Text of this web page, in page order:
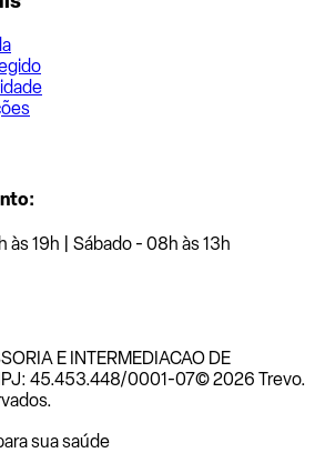
às 19h | Sábado - 08h às 13h
E INTERMEDIACAO DE
45.453.448/0001-07© 2026 Trevo.
sua saúde